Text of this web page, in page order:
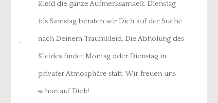
Kleid die ganze Aufmerksamkeit. Dienstag
bis Samstag beraten wir Dich auf der Suche
nach Deinem Traumkleid. Die Abholung des
Kleides findet Montag oder Dienstag in
privater Atmosphäre statt. Wir freuen uns
schon auf Dich!